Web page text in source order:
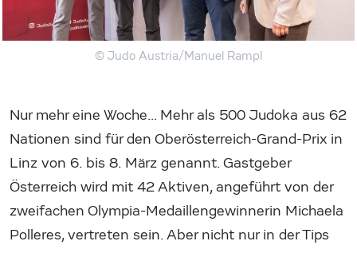
© Judo Austria/Manuel Rampl
Nur mehr eine Woche… Mehr als 500 Judoka aus 62
Nationen sind für den Oberösterreich-Grand-Prix in
Linz von 6. bis 8. März genannt. Gastgeber
Österreich wird mit 42 Aktiven, angeführt von der
zweifachen Olympia-Medaillengewinnerin Michaela
Polleres, vertreten sein. Aber nicht nur in der Tips